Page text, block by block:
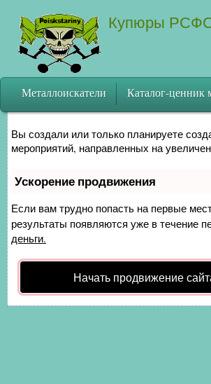
Купюры
Как продвинуть сайт на первые
Вы создали или только планируете
мероприятий, направленных на
Ускорение продвижения
Если вам трудно попасть на первые
результаты появляются уже в течение
деньги.
Начать продвижение
Металлоискатели Каталог-ценник